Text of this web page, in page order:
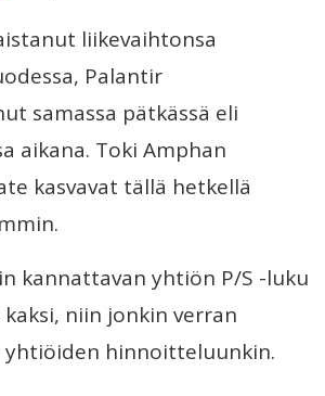
liikevaihtonsa
Palantir
samassa pätkässä eli
aikana. Toki Amphan
kasvavat tällä hetkellä
kannattavan yhtiön P/S -luku
niin jonkin verran
hinnoitteluunkin.